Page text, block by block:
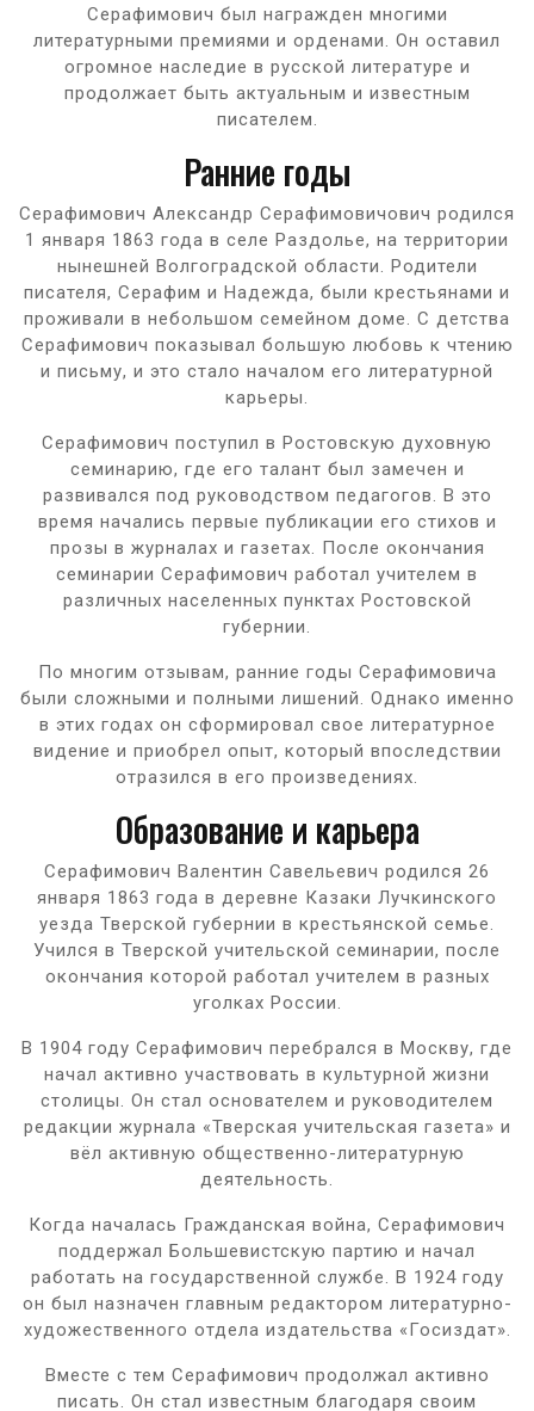
Серафимович был награжден многими
литературными премиями и орденами. Он оставил
огромное наследие в русской литературе и
продолжает быть актуальным и известным
писателем.
Ранние годы
Серафимович Александр Серафимовичович родился
1 января 1863 года в селе Раздолье, на территории
нынешней Волгоградской области. Родители
писателя, Серафим и Надежда, были крестьянами и
проживали в небольшом семейном доме. С детства
Серафимович показывал большую любовь к чтению
и письму, и это стало началом его литературной
карьеры.
Серафимович поступил в Ростовскую духовную
семинарию, где его талант был замечен и
развивался под руководством педагогов. В это
время начались первые публикации его стихов и
прозы в журналах и газетах. После окончания
семинарии Серафимович работал учителем в
различных населенных пунктах Ростовской
губернии.
По многим отзывам, ранние годы Серафимовича
были сложными и полными лишений. Однако именно
в этих годах он сформировал свое литературное
видение и приобрел опыт, который впоследствии
отразился в его произведениях.
Образование и карьера
Серафимович Валентин Савельевич родился 26
января 1863 года в деревне Казаки Лучкинского
уезда Тверской губернии в крестьянской семье.
Учился в Тверской учительской семинарии, после
окончания которой работал учителем в разных
уголках России.
В 1904 году Серафимович перебрался в Москву, где
начал активно участвовать в культурной жизни
столицы. Он стал основателем и руководителем
редакции журнала «Тверская учительская газета» и
вёл активную общественно-литературную
деятельность.
Когда началась Гражданская война, Серафимович
поддержал Большевистскую партию и начал
работать на государственной службе. В 1924 году
он был назначен главным редактором литературно-
художественного отдела издательства «Госиздат».
Вместе с тем Серафимович продолжал активно
писать. Он стал известным благодаря своим